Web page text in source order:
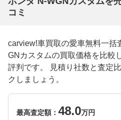
コミ
carview!車買取の愛車無料一括
GNカスタムの買取価格を比較
評判です。 見積り社数と査定
クしましょう。
最高査定額： 48.0万円